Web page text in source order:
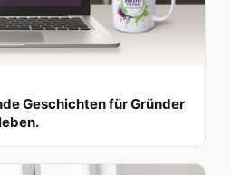
Geschichten für Gründer